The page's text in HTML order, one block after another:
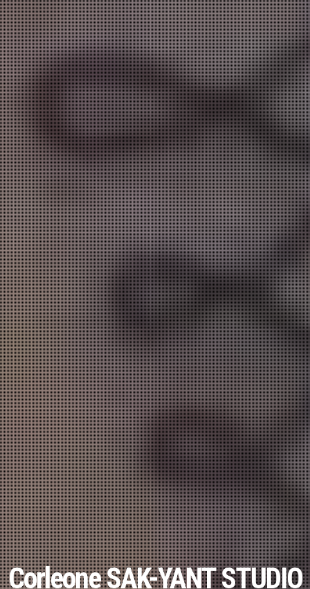
Corleone SAK-YANT STUDIO